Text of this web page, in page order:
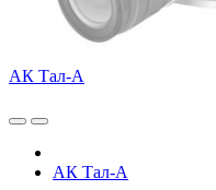
АК Тал-А
АК Тал-А